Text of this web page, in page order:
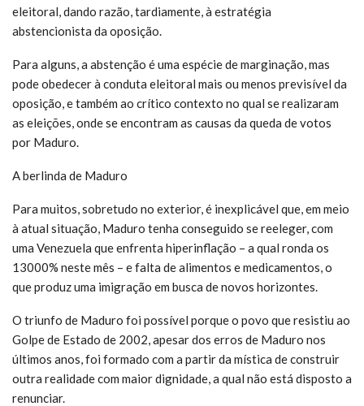
eleitoral, dando razão, tardiamente, à estratégia
abstencionista da oposição.
Para alguns, a abstenção é uma espécie de marginação, mas
pode obedecer à conduta eleitoral mais ou menos previsível da
oposição, e também ao crítico contexto no qual se realizaram
as eleições, onde se encontram as causas da queda de votos
por Maduro.
A berlinda de Maduro
Para muitos, sobretudo no exterior, é inexplicável que, em meio
à atual situação, Maduro tenha conseguido se reeleger, com
uma Venezuela que enfrenta hiperinflação – a qual ronda os
13000% neste mês – e falta de alimentos e medicamentos, o
que produz uma imigração em busca de novos horizontes.
O triunfo de Maduro foi possível porque o povo que resistiu ao
Golpe de Estado de 2002, apesar dos erros de Maduro nos
últimos anos, foi formado com a partir da mística de construir
outra realidade com maior dignidade, a qual não está disposto a
renunciar.